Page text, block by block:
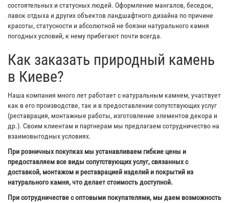
состоятельных и статусных людей. Оформление мангалов, беседок,
лавок отдыха и других объектов ландшафтного дизайна по причине
красоты, статусности и абсолютной не боязни натурального камня
погодных условий, к нему прибегают почти всегда.
Как заказать природный камень
в Киеве?
Наша компания много лет работает с натуральным камнем, участвует
как в его производстве, так и в предоставлении сопутствующих услуг
(реставрация, монтажные работы, изготовление элементов декора и
др.). Своим клиентам и партнерам мы предлагаем сотрудничество на
взаимовыгодных условиях.
При розничных покупках мы устанавливаем гибкие цены и
предоставляем все виды сопутствующих услуг, связанных с
доставкой, монтажом и реставрацией изделий и покрытий из
натурального камня, что делает стоимость доступной.
При сотрудничестве с оптовыми покупателями, мы даем возможность